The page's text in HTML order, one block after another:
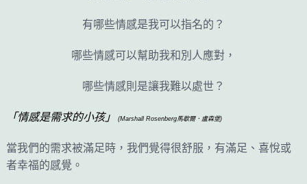
有哪些情感是我可以指名的？
哪些情感可以幫助我和別人應對，
哪些情感則是讓我難以處世？
「情感是需求的小孩」 (Marshall Rosenberg馬歇爾．盧森堡)
當我們的需求被滿足時，我們覺得很舒服，有滿足、喜悅或
者幸福的感覺。